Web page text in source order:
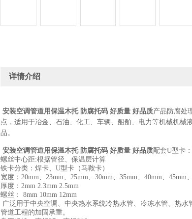
详情介绍
安装空调管道用保温木托 防腐托码 好质量 好品质产品防腐处
点，适用于冶金、石油、化工、车辆、船舶、电力等机械机
品。
安装空调管道用保温木托 防腐托码 好质量 好品质配套U型卡
螺丝中心距:根据管径、保温层计算
铁卡分类：焊卡、U型卡（马鞍卡）
宽度：20mm、23mm、25mm、30mm、35mm、40mm、45mm
厚度：2mm 2.3mm 2.5mm
螺丝： 8mm 10mm 12mm
广泛用于中央空调、中央热水系统冷热水管、冷冻水管、热
管道工程的加固承重。